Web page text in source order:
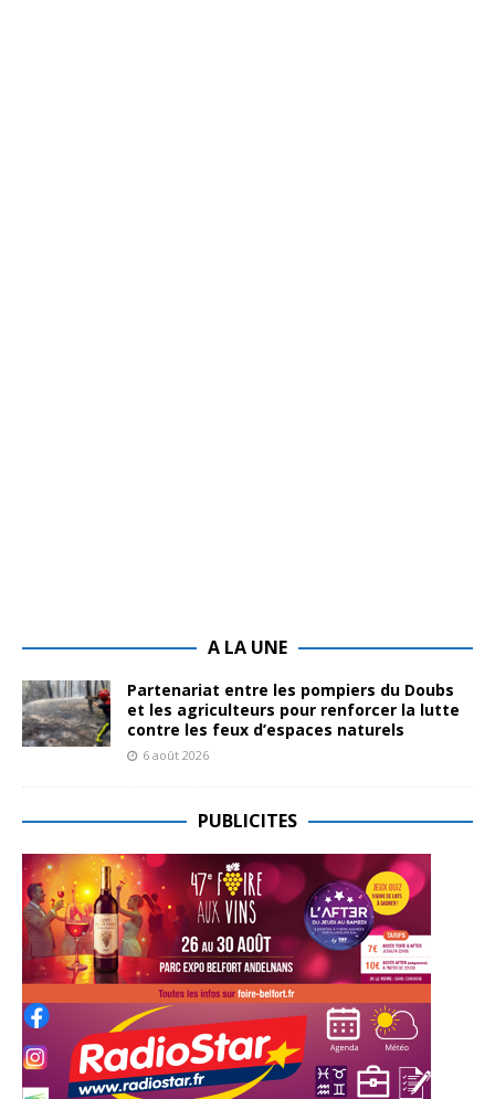
A LA UNE
Partenariat entre les pompiers du Doubs
et les agriculteurs pour renforcer la lutte
contre les feux d’espaces naturels
6 août 2026
PUBLICITES